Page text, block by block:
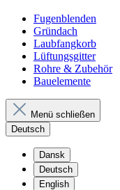
Fugenblenden
Gründach
Laubfangkorb
Lüftungsgitter
Rohre & Zubehör
Bauelemente
Menü schließen
Deutsch
Dansk
Deutsch
English